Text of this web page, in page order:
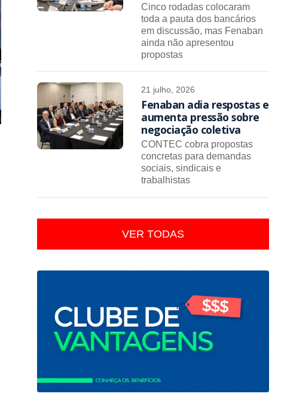
Cinco rodadas colocaram
toda a pauta dos bancários
em discussão, mas Fenaban
ainda não apresentou
propostas
21 julho, 2026
Fenaban adia respostas e
aumenta pressão sobre
negociação coletiva
CONTEC cobra propostas
concretas para demandas
sociais, sindicais e
trabalhistas
VER TODAS